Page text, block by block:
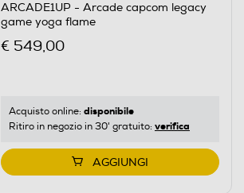
ARCADE1UP - Arcade capcom legacy
game yoga flame
€ 549,00
Acquisto online: disponibile
Ritiro in negozio in 30' gratuito: verifica
AGGIUNGI